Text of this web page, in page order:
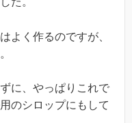
よく作るのですが、
に、やっぱりこれで
のシロップにもして